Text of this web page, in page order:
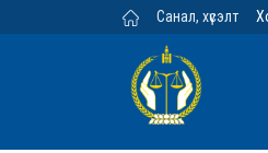
Үндсэн агуулга руу шилжих
Санал, хүсэлт